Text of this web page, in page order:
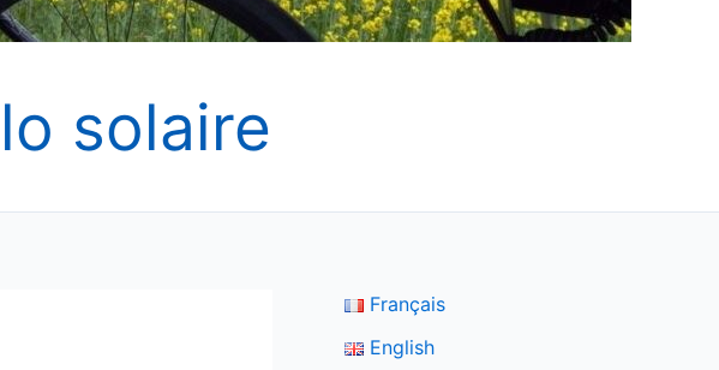
solaire
Français
English